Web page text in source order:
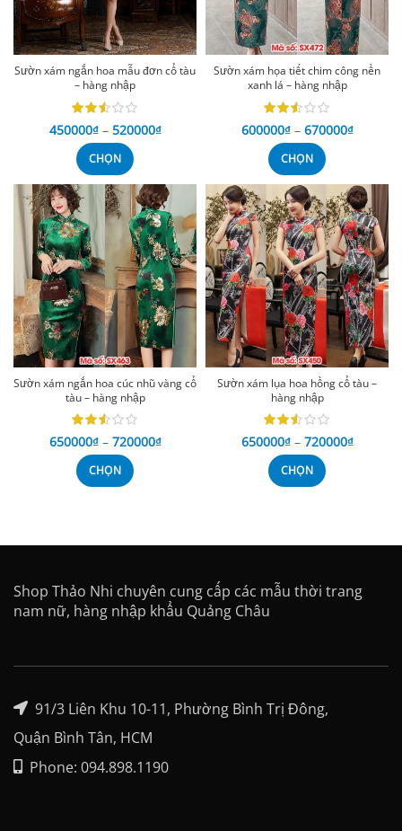
Sườn xám ngắn hoa mẫu đơn cổ tàu
– hàng nhập
450000₫ – 520000₫
CHỌN
Sườn xám họa tiết chim công nền
xanh lá – hàng nhập
600000₫ – 670000₫
CHỌN
Sườn xám ngắn hoa cúc nhũ vàng cổ
tàu – hàng nhập
650000₫ – 720000₫
CHỌN
Sườn xám lụa hoa hồng cổ tàu –
hàng nhập
650000₫ – 720000₫
CHỌN
Shop Thảo Nhi chuyên cung cấp các mẫu thời trang
nam nữ, hàng nhập khẩu Quảng Châu
91/3 Liên Khu 10-11, Phường Bình Trị Đông,
Quận Bình Tân, HCM
Phone: 094.898.1190